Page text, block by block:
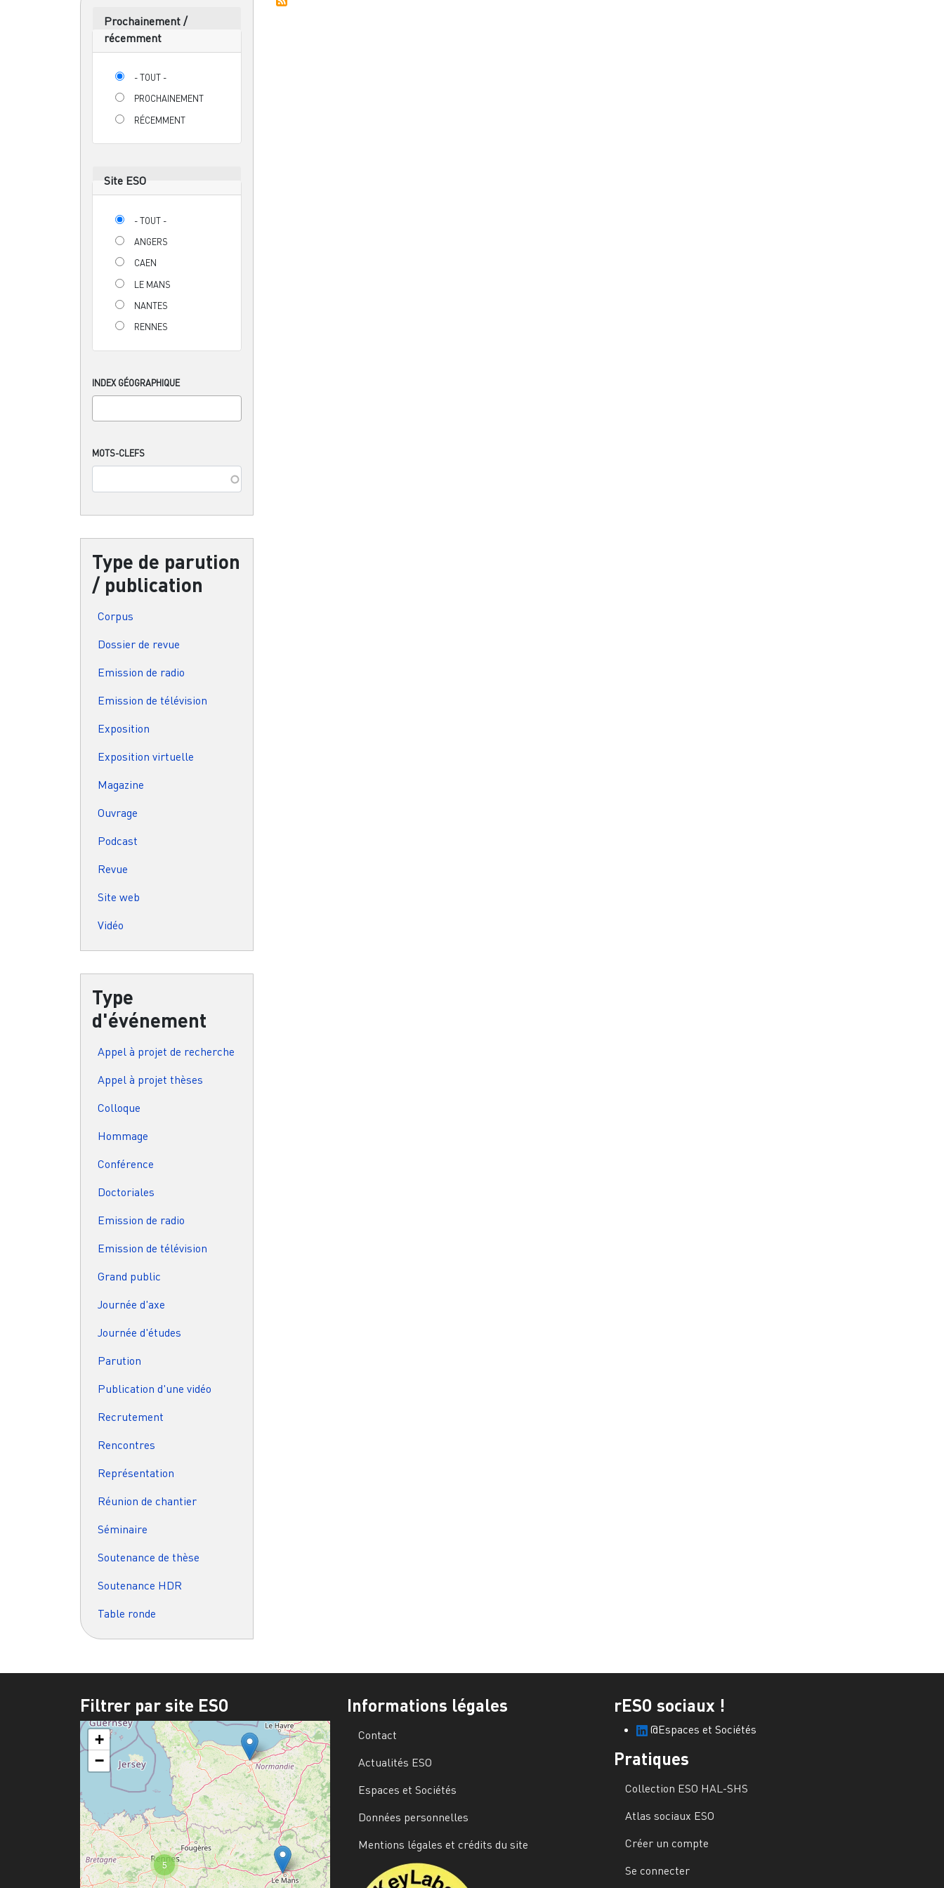
Prochainement /
récemment
- TOUT -
PROCHAINEMENT
RÉCEMMENT
Site ESO
- TOUT -
ANGERS
CAEN
LE MANS
NANTES
RENNES
INDEX GÉOGRAPHIQUE
MOTS-CLEFS
Type de parution
/ publication
Corpus
Dossier de revue
Emission de radio
Emission de télévision
Exposition
Exposition virtuelle
Magazine
Ouvrage
Podcast
Revue
Site web
Vidéo
Type
d'événement
Appel à projet de recherche
Appel à projet thèses
Colloque
Hommage
Conférence
Doctoriales
Emission de radio
Emission de télévision
Grand public
Journée d'axe
Journée d'études
Parution
Publication d'une vidéo
Recrutement
Rencontres
Représentation
Réunion de chantier
Séminaire
Soutenance de thèse
Soutenance HDR
Table ronde
Filtrer par site ESO
5
+
−
Informations légales
Contact
Actualités ESO
Espaces et Sociétés
Données personnelles
Mentions légales et crédits du site
rESO sociaux !
@Espaces et Sociétés
Pratiques
Collection ESO HAL-SHS
Atlas sociaux ESO
Créer un compte
Se connecter